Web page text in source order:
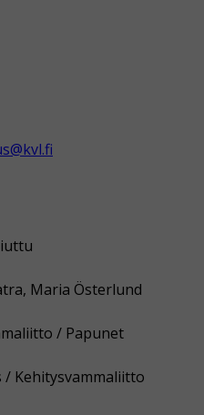
Maria Österlund
/ Papunet
/ Kehitysvammaliitto